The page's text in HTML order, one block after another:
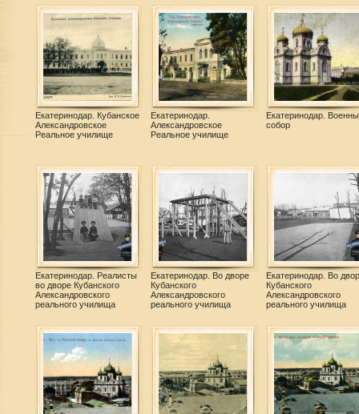
Екатеринодар. Кубанское
Александровское
Реальное училище
Екатеринодар.
Александровское
Реальное училище
Екатеринодар.
собор
Екатеринодар. Реалисты
во дворе Кубанского
Александровского
реального училища
Екатеринодар. Во дворе
Кубанского
Александровского
реального училища
Екатеринодар. Во
Кубанского
Александровского
реального училища